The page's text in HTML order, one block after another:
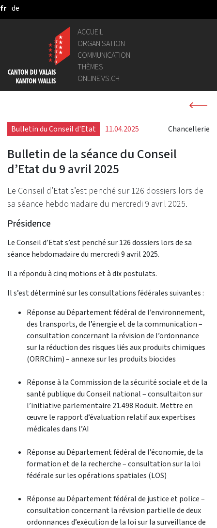
Saut au contenu principal
fr de
ACCUEIL
ORGANISATION
COMMUNICATION
THÈMES
ONLINE.VS.CH
Bulletin du Conseil d'Etat 11.04.2025 Chancellerie
Bulletin de la séance du Conseil
d’Etat du 9 avril 2025
Le Conseil d’Etat s’est penché sur 126 dossiers lors de
sa séance hebdomadaire du mercredi 9 avril 2025.
Présidence
Le Conseil d’Etat s’est penché sur 126 dossiers lors de sa
séance hebdomadaire du mercredi 9 avril 2025.
Il a répondu à cinq motions et à dix postulats.
Il s’est déterminé sur les consultations fédérales suivantes :
Réponse au Département fédéral de l’environnement,
des transports, de l’énergie et de la communication –
consultation concernant la révision de l’ordonnance
sur la réduction des risques liés aux produits chimiques
(ORRChim) – annexe sur les produits biocides
Réponse à la Commission de la sécurité sociale et de la
santé publique du Conseil national – consultaiton sur
l’initiative parlementaire 21.498 Roduit. Mettre en
œuvre le rapport d’évaluation relatif aux expertises
médicales dans l’AI
Réponse au Département fédéral de l’économie, de la
formation et de la recherche – consultation sur la loi
fédérale sur les opérations spatiales (LOS)
Réponse au Département fédéral de justice et police –
consultation concernant la révision partielle de deux
ordonnances d’exécution de la loi sur la surveillance de